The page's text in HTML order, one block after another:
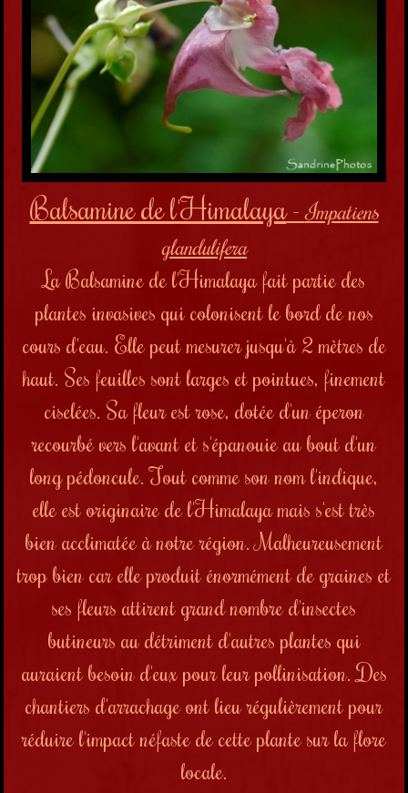
Balsamine de l'Himalaya-Impatiens
glandulifera
La Balsamine de l'Himalaya fait partie des
plantes invasives qui colonisent le bord de nos
cours d'eau. Elle peut mesurer jusqu'à 2 mètres de
haut. Ses feuilles sont larges et pointues, finement
ciselées. Sa fleur est rose, dotée d'un éperon
recourbé vers l'avant et s'épanouie au bout d'un
long pédoncule. Tout comme son nom l'indique,
elle est originaire de l'Himalaya mais s'est très
bien acclimatée à notre région. Malheureusement
trop bien car elle produit énormément de graines et
ses fleurs attirent grand nombre d'insectes
butineurs au détriment d'autres plantes qui
auraient besoin d'eux pour leur pollinisation. Des
chantiers d'arrachage ont lieu régulièrement pour
réduire l'impact néfaste de cette plante sur la flore
locale.